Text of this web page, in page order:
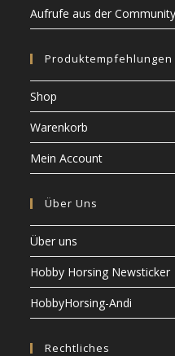
Aufrufe aus der Community
Produktempfehlungen
Shop
Warenkorb
Mein Account
Über Uns
Über uns
Hobby Horsing Newsticker
HobbyHorsing-Andi
Rechtliches